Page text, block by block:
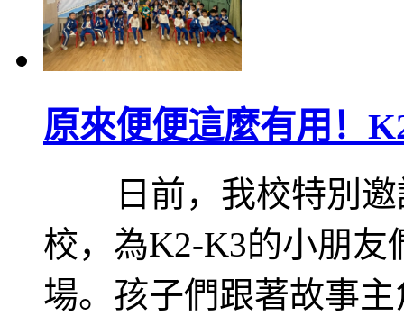
原來便便這麼有用！
日前，我校特別邀
校，為K2-K3的小朋友
場。孩子們跟著故事